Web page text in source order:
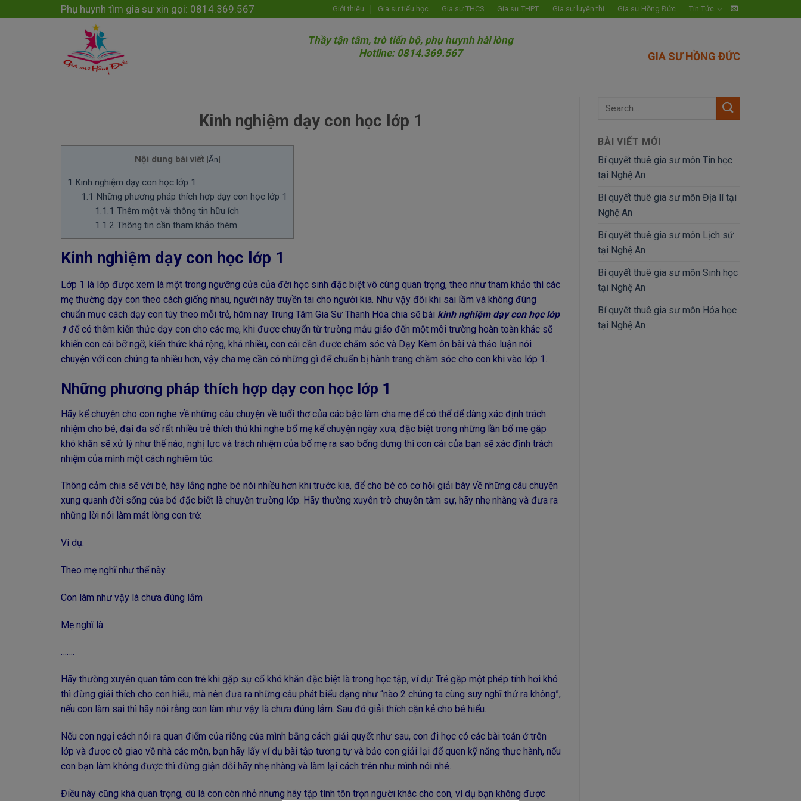
to
Phụ huynh tìm gia sư xin gọi: 0814.369.567 Giới thiệu Gia sư tiểu học Gia sư THCS Gia sư THPT Gia sư luyện thi Gia sư Hồng Đức Tin Tức
Thầy tận tâm, trò tiến bộ, phụ huynh hài lòng
Hotline: 0814.369.567
GIA SƯ HỒNG ĐỨC
Kinh nghiệm dạy con học lớp 1
Nội dung bài viết [Ẩn]
1
Kinh nghiệm dạy con học lớp 1
1.1
Những phương pháp thích hợp dạy con học lớp 1
1.1.1 Thêm một vài thông tin hữu ích
1.1.2 Thông tin cần tham khảo thêm
Kinh nghiệm dạy con học lớp 1
Lớp 1 là lớp được xem là một trong ngưỡng cửa của đời học sinh đặc biệt vô cùng quan trọng, theo như tham khảo thì các
mẹ thường dạy con theo cách giống nhau, người này truyền tai cho người kia. Như vậy đôi khi sai lầm và không đúng
chuẩn mực cách dạy con tùy theo mỗi trẻ, hôm nay Trung Tâm Gia Sư Thanh Hóa chia sẽ bài kinh nghiệm dạy con học lớp
1 để có thêm kiến thức dạy con cho các mẹ, khi được chuyển từ trường mẫu giáo đến một môi trường hoàn toàn khác sẽ
khiến con cái bỡ ngỡ, kiến thức khá rộng, khá nhiều, con cái cần được chăm sóc và Dạy Kèm ôn bài và thảo luận nói
chuyện với con chúng ta nhiều hơn, vậy cha mẹ cần có những gì để chuẩn bị hành trang chăm sóc cho con khi vào lớp 1.
Những phương pháp thích hợp dạy con học lớp 1
Hãy kể chuyện cho con nghe về những câu chuyện về tuổi thơ của các bậc làm cha mẹ để có thể dể dàng xác định trách
nhiệm cho bé, đại đa số rất nhiều trẻ thích thú khi nghe bố mẹ kể chuyện ngày xưa, đặc biệt trong những lần bố mẹ gặp
khó khăn sẽ xử lý như thế nào, nghị lực và trách nhiệm của bố mẹ ra sao bổng dưng thì con cái của bạn sẽ xác định trách
nhiệm của mình một cách nghiêm túc.
Thông cảm chia sẽ với bé, hãy lắng nghe bé nói nhiều hơn khi trước kia, để cho bé có cơ hội giải bày về những câu chuyện
xung quanh đời sống của bé đặc biết là chuyện trường lớp. Hãy thường xuyên trò chuyên tâm sự, hãy nhẹ nhàng và đưa ra
những lời nói làm mát lòng con trẻ:
Ví dụ:
Theo mẹ nghĩ như thế này
Con làm như vậy là chưa đúng lắm
Mẹ nghĩ là
…….
Hãy thường xuyên quan tâm con trẻ khi gặp sự cố khó khăn đặc biệt là trong học tập, ví dụ: Trẻ gặp một phép tính hơi khó
thì đừng giải thích cho con hiểu, mà nên đưa ra những câu phát biểu dạng như “nào 2 chúng ta cùng suy nghĩ thử ra không”,
nếu con làm sai thì hãy nói rằng con làm như vậy là chưa đúng lắm. Sau đó giải thích cặn kẻ cho bé hiểu.
Nếu con ngại cách nói ra quan điểm của riêng của mình bằng cách giải quyết như sau, con đi học có các bài toán ở trên
lớp và được cô giao về nhà các môn, bạn hãy lấy ví dụ bài tập tương tự và bảo con giải lại để quen kỹ năng thực hành, nếu
con bạn làm không được thì đừng giận dỗi hãy nhẹ nhàng và làm lại cách trên như mình nói nhé.
Điều này cũng khá quan trọng, dù là con còn nhỏ nhưng hãy tập tính tôn trọn người khác cho con, ví dụ bạn không được
BÀI VIẾT MỚI
Bí quyết thuê gia sư môn Tin học
tại Nghệ An
Bí quyết thuê gia sư môn Địa lí tại
Nghệ An
Bí quyết thuê gia sư môn Lịch sử
tại Nghệ An
Bí quyết thuê gia sư môn Sinh học
tại Nghệ An
Bí quyết thuê gia sư môn Hóa học
tại Nghệ An